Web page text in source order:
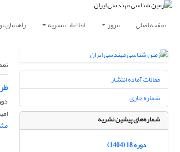
صفحه اصلی مرور اطلاعات نشریه راهنمای
دوره 7، شماره 1
مقالات آماده انتشار
شماره جاری
شماره‌های پیشین نشریه
دوره 18 (1404)